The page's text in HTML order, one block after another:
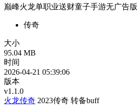
巅峰火龙单职业送财童子手游无广告版
传奇
大小
95.04 MB
时间
2026-04-21 05:39:06
版本
v1.1.0
火龙传奇 2023传奇 转备buff